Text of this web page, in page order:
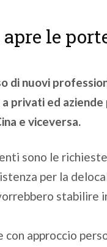
apre le
di nuovi
privati ed
e viceversa.
sono le
per la
stabilire
con approccio